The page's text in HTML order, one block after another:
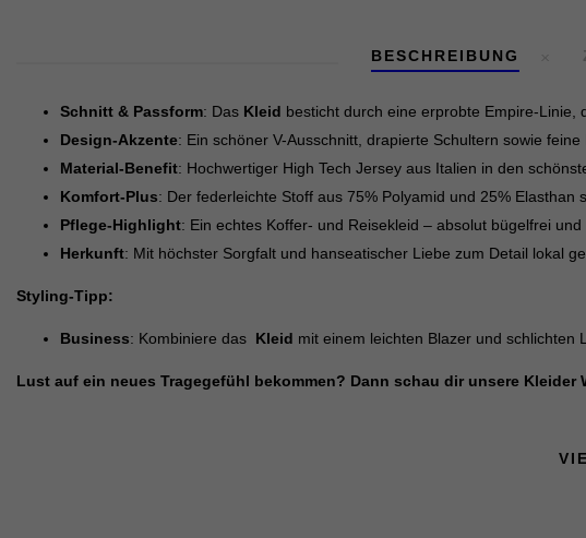
BESCHREIBUNG
Schnitt & Passform: Das Kleid besticht durch eine erprobte Empire-Linie,
Design-Akzente: Ein schöner V-Ausschnitt, drapierte Schultern sowie
Material-Benefit: Hochwertiger High Tech Jersey aus Italien in den
Komfort-Plus: Der federleichte Stoff aus 75% Polyamid und 25% Elasthan
Pflege-Highlight: Ein echtes Koffer- und Reisekleid – absolut bügelfrei
Herkunft: Mit höchster Sorgfalt und hanseatischer Liebe zum Detail lokal
Styling-Tipp:
Business: Kombiniere das Kleid mit einem leichten Blazer und schlichten
Lust auf ein neues Tragegefühl bekommen? Dann schau dir unsere Kleider